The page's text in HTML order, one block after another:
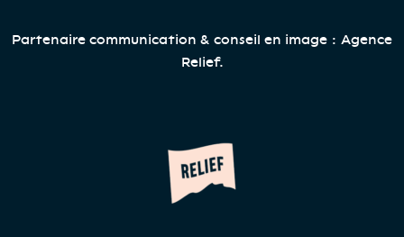
Partenaire communication & conseil en image : Agence
Relief.